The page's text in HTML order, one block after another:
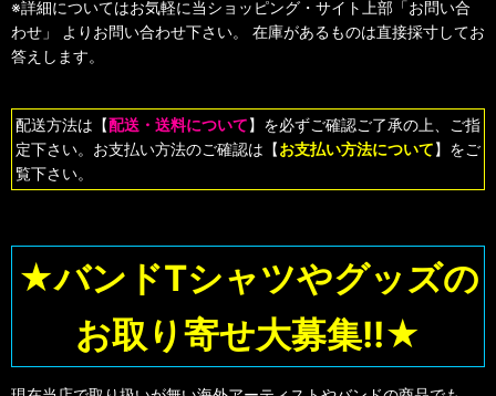
※詳細についてはお気軽に当ショッピング・サイト上部「お問い合
わせ」 よりお問い合わせ下さい。 在庫があるものは直接採寸してお
答えします。
配送方法は【配送・送料について】を必ずご確認ご了承の上、ご指
定下さい。お支払い方法のご確認は【お支払い方法について】をご
覧下さい。
★バンドTシャツやグッズの
お取り寄せ大募集!!★